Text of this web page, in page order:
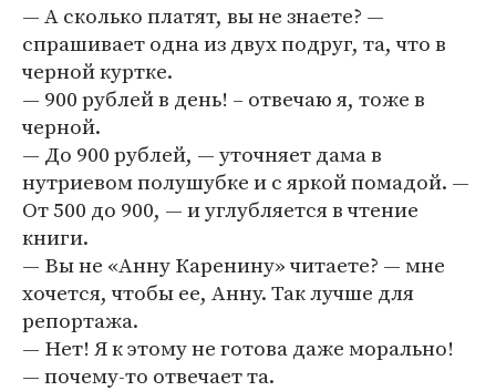
— А сколько платят, вы не знаете? —
спрашивает одна из двух подруг, та, что в
черной куртке.
— 900 рублей в день! – отвечаю я, тоже в
черной.
— До 900 рублей, — уточняет дама в
нутриевом полушубке и с яркой помадой. —
От 500 до 900, — и углубляется в чтение
книги.
— Вы не «Анну Каренину» читаете? — мне
хочется, чтобы ее, Анну. Так лучше для
репортажа.
— Нет! Я к этому не готова даже морально!
— почему-то отвечает та.